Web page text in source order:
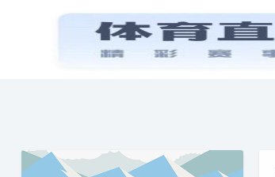
PPT模板 娱乐八卦